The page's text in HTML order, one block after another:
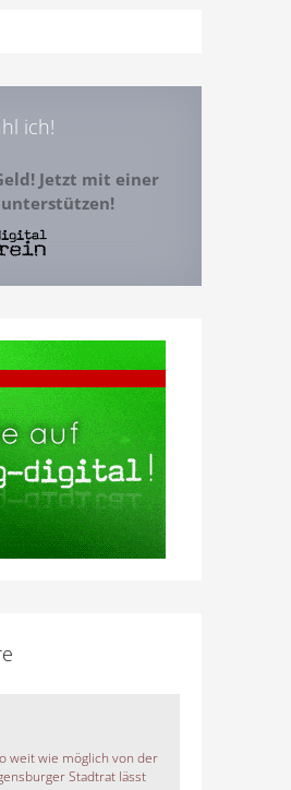
ich!
Jetzt mit einer
unterstützen!
weit wie möglich von der
Stadtrat lässt